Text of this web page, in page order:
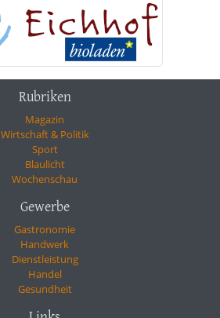
Rubriken
Magazin
Wirtschaft & Politik
Sport
Blaulicht
Wochenschau
Gewerbe
Gastronomie
Handwerk
Dienstleistung
Handel
Gesundheit